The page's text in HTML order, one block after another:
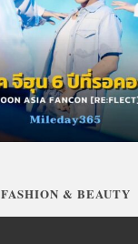
FASHION & BEAUTY